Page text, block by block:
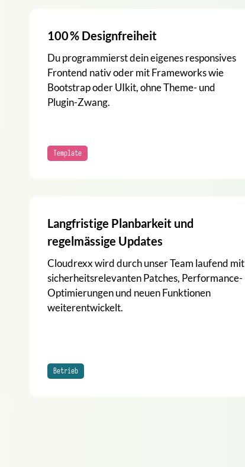
100 % Designfreiheit
Du programmierst dein eigenes responsives
Frontend nativ oder mit Frameworks wie
Bootstrap oder UIkit, ohne Theme- und
Plugin-Zwang.
Template
Langfristige Planbarkeit und
regelmässige Updates
Cloudrexx wird durch unser Team laufend mit
sicherheitsrelevanten Patches, Performance-
Optimierungen und neuen Funktionen
weiterentwickelt.
Betrieb